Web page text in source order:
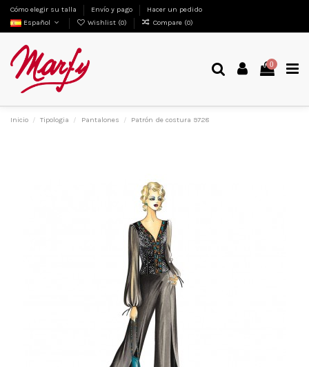
Cómo elegir su talla Envío y pago
Hacer un pedido
Español
Wishlist (0) Compare (0)
0
Inicio Tipologia Pantalones Patrón de costura 9728